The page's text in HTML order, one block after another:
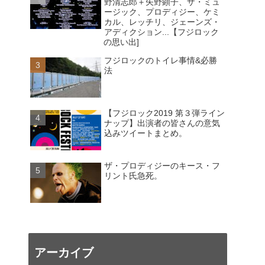
野清志郎＋矢野顕子、ザ・ミュ
ージック、プロディジー、ケミ
カル、レッチリ、ジェーンズ・
アディクション...【フジロック
の思い出]
フジロックのトイレ事情&必勝
法
【フジロック2019 第３弾ライン
ナップ】出演者の皆さんの意気
込みツイートまとめ。
ザ・プロディジーのキース・フ
リント氏急死。
アーカイブ